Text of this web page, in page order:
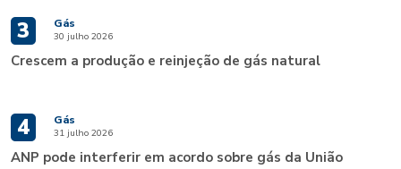
3 Gás
30 julho 2026
Crescem a produção e reinjeção de gás natural
4 Gás
31 julho 2026
ANP pode interferir em acordo sobre gás da União